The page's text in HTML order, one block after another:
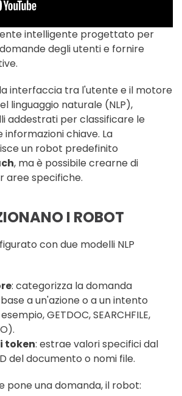
intelligente progettato per
degli utenti e fornire
interfaccia tra l'utente e il motore
linguaggio naturale (NLP),
addestrati per classificare le
chiave. La
un robot predefinito
, ma è possibile crearne di
aree specifiche.
I ROBOT
con due modelli NLP
: categorizza la domanda
a un'azione o a un intento
GETDOC, SEARCHFILE,
token: estrae valori specifici dal
del documento o nomi file.
pone una domanda, il robot: